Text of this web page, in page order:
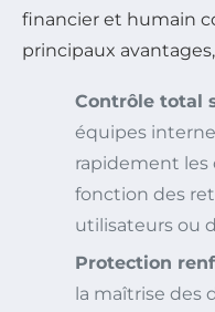
financier et humain
principaux
Contrôle total
équipes
rapidement les
fonction des
utilisateurs ou
Protection
la maîtrise des